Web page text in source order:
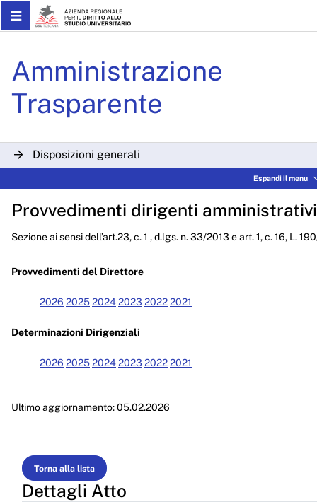
Skip to Main Content
Amministrazione
Trasparente
Disposizioni generali
Consulenti e collaboratori
Personale
Bandi di concorso
Performance
Enti controllati
Attività e procedimenti
Provvedimenti organi indirizzo politico
Controlli sulle imprese
Bandi di gara e contratti
Espandi il menu
Provvedimenti dirigenti amministrativi
Sezione ai sensi dell’art.23, c. 1 , d.lgs. n. 33/2013 e art. 1, c. 16, L.
Provvedimenti del Direttore
2026 202520242023 20222021
Determinazioni Dirigenziali
2026 202520242023 20222021
Ultimo aggiornamento: 05.02.2026
Torna alla lista
Dettagli Atto